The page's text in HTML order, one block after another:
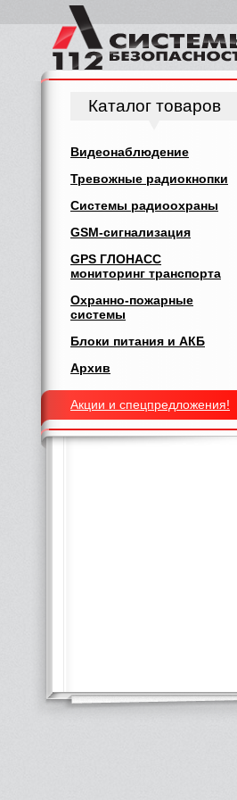
Каталог товаров
Видеонаблюдение
Тревожные радиокнопки
Системы радиоохраны
GSM-сигнализация
GPS ГЛОНАСС
мониторинг транспорта
Охранно-пожарные
системы
Блоки питания и АКБ
Архив
Акции и спецпредложения!